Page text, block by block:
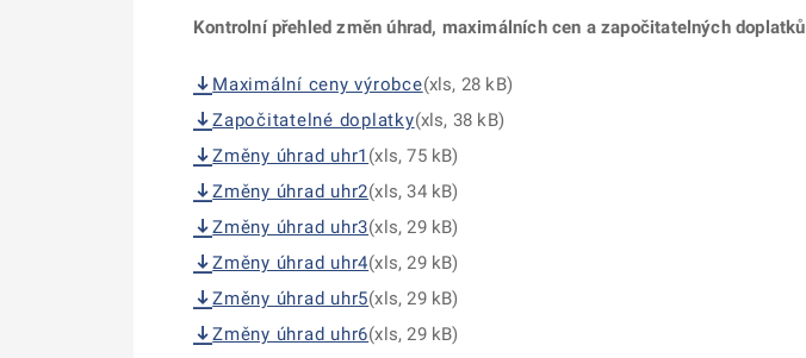
Kontrolní přehled změn úhrad, maximálních cen a započitatelných doplatků
Maximální ceny výrobce(xls, 28 kB)
Započitatelné doplatky(xls, 38 kB)
Změny úhrad uhr1 (xls, 75 kB)
Změny úhrad uhr2(xls, 34 kB)
Změny úhrad uhr3(xls, 29 kB)
Změny úhrad uhr4(xls, 29 kB)
Změny úhrad uhr5(xls, 29 kB)
Změny úhrad uhr6(xls, 29 kB)